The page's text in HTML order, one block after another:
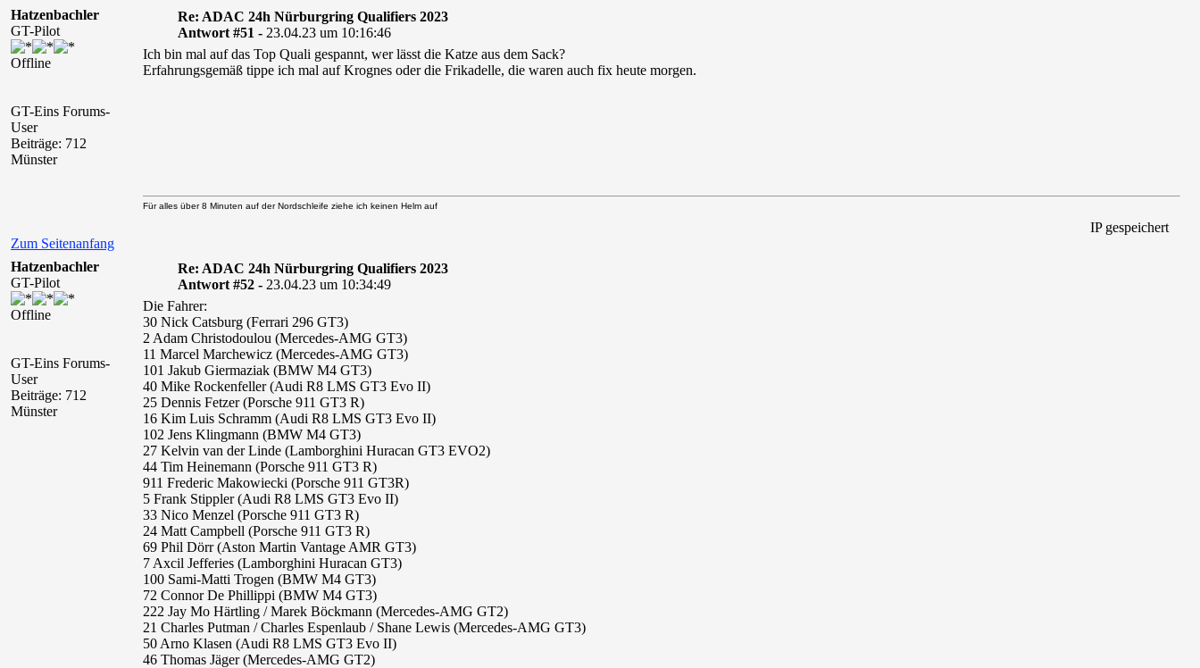
Hatzenbachler
GT-Pilot
Offline
GT-Eins Forums-
User
Beiträge: 712
Münster
Re: ADAC 24h Nürburgring Qualifiers 2023
Antwort #51 - 23.04.23 um 10:16:46
Ich bin mal auf das Top Quali gespannt, wer lässt die Katze aus dem Sack?
Erfahrungsgemäß tippe ich mal auf Krognes oder die Frikadelle, die waren auch fix heute morgen.
Zum Seitenanfang
Für alles über 8 Minuten auf der Nordschleife ziehe ich keinen Helm auf
IP gespeichert
Hatzenbachler
GT-Pilot
Offline
GT-Eins Forums-
User
Beiträge: 712
Münster
Re: ADAC 24h Nürburgring Qualifiers 2023
Antwort #52 - 23.04.23 um 10:34:49
Die Fahrer:
30 Nick Catsburg (Ferrari 296 GT3)
2 Adam Christodoulou (Mercedes-AMG GT3)
11 Marcel Marchewicz (Mercedes-AMG GT3)
101 Jakub Giermaziak (BMW M4 GT3)
40 Mike Rockenfeller (Audi R8 LMS GT3 Evo II)
25 Dennis Fetzer (Porsche 911 GT3 R)
16 Kim Luis Schramm (Audi R8 LMS GT3 Evo II)
102 Jens Klingmann (BMW M4 GT3)
27 Kelvin van der Linde (Lamborghini Huracan GT3 EVO2)
44 Tim Heinemann (Porsche 911 GT3 R)
911 Frederic Makowiecki (Porsche 911 GT3R)
5 Frank Stippler (Audi R8 LMS GT3 Evo II)
33 Nico Menzel (Porsche 911 GT3 R)
24 Matt Campbell (Porsche 911 GT3 R)
69 Phil Dörr (Aston Martin Vantage AMR GT3)
7 Axcil Jefferies (Lamborghini Huracan GT3)
100 Sami-Matti Trogen (BMW M4 GT3)
72 Connor De Phillippi (BMW M4 GT3)
222 Jay Mo Härtling / Marek Böckmann (Mercedes-AMG GT2)
21 Charles Putman / Charles Espenlaub / Shane Lewis (Mercedes-AMG GT3)
50 Arno Klasen (Audi R8 LMS GT3 Evo II)
46 Thomas Jäger (Mercedes-AMG GT2)